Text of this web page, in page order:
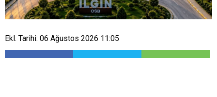
Ekl. Tarihi: 06 Ağustos 2026 11:05